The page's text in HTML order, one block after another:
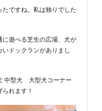
ですね。私は独りでした
に遊べる芝生の広場、犬が
ドックランがありまし
中型犬 大型犬コーナー
れます！